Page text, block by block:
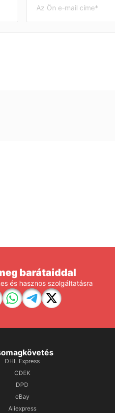
barátaiddal
és hasznos szolgáltatásra
DHL Express
CDEK
DPD
eBay
Aliexpress